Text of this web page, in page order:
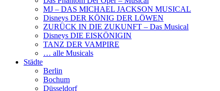
MJ – DAS MICHAEL JACKSON MUSICAL
Disneys DER KÖNIG DER LÖWEN
ZURÜCK IN DIE ZUKUNFT – Das Musical
Disneys DIE EISKÖNIGIN
TANZ DER VAMPIRE
… alle Musicals
Städte
Berlin
Bochum
Düsseldorf